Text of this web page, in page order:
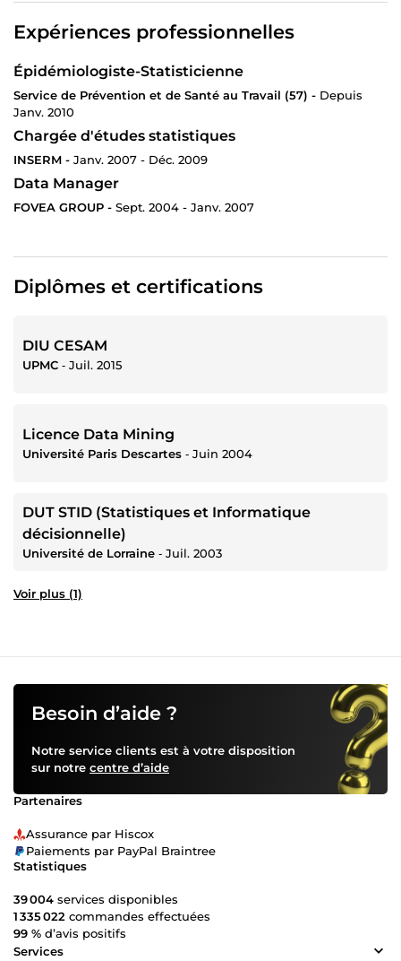
Expériences professionnelles
Épidémiologiste-Statisticienne
Service de Prévention et de Santé au Travail (57) - Depuis
Janv. 2010
Chargée d'études statistiques
INSERM - Janv. 2007 - Déc. 2009
Data Manager
FOVEA GROUP - Sept. 2004 - Janv. 2007
Diplômes et certifications
DIU CESAM
UPMC ‐ Juil. 2015
Licence Data Mining
Université Paris Descartes ‐ Juin 2004
DUT STID (Statistiques et Informatique
décisionnelle)
Université de Lorraine ‐ Juil. 2003
Voir plus (1)
Besoin d’aide ?
Notre service clients est à votre disposition
sur notre centre d’aide
Partenaires
Assurance par Hiscox
Paiements par PayPal Braintree
Statistiques
39 004 services disponibles
1 335 022 commandes effectuées
99 % d’avis positifs
Services